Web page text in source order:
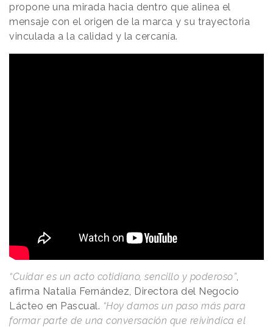
propone una mirada hacia dentro que alinea el
mensaje con el origen de la marca y su trayectoria
vinculada a la calidad y la cercanía.
“Cuidar es un acto cotidiano, sencillo y poderoso”
afirma Natalia Fernández, Directora del Negocio
Lácteo en Pascual. “Hoy damos un paso más para
formar parte de una conversación que reivindica el